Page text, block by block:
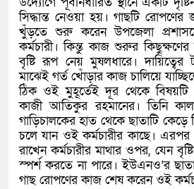
সিদ্ধান্ত নেওয়া হয়। গাছটি রোপণের
খুঁড়তে শুরু করেন উপজেলা
কর্মচারী। কিন্তু কাজ শুরুর
বৃষ্টি রূপ নেয় মুষলধারে। দায়িত্বের
মাঝেই গর্ত খোঁড়ার কাজ চালিয়ে
ঠিক ওই মুহূর্তেই দূর থেকে
কাজী আতিকুর রহমানের। তিনি
গাড়িচালকের হাত থেকে ছাতাটি
চলে যান ওই কর্মচারীর কাছে। এরপর
রাখেন কর্মচারীর মাথার ওপর, যেন
স্পর্শ করতে না পারে। ইউএনও’র
গাছ রোপণের কাজ শেষ করেন ওই